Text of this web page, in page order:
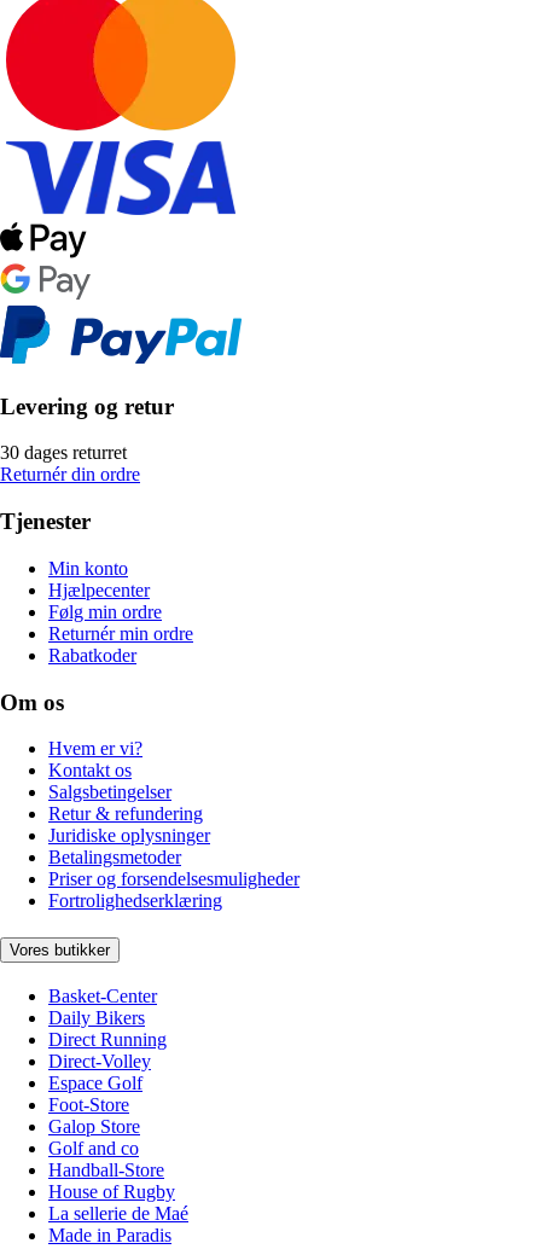
Levering og retur
30 dages returret
Returnér din ordre
Tjenester
Min konto
Hjælpecenter
Følg min ordre
Returnér min ordre
Rabatkoder
Om os
Hvem er vi?
Kontakt os
Salgsbetingelser
Retur & refundering
Juridiske oplysninger
Betalingsmetoder
Priser og forsendelsesmuligheder
Fortrolighedserklæring
Vores butikker
Basket-Center
Daily Bikers
Direct Running
Direct-Volley
Espace Golf
Foot-Store
Galop Store
Golf and co
Handball-Store
House of Rugby
La sellerie de Maé
Made in Paradis